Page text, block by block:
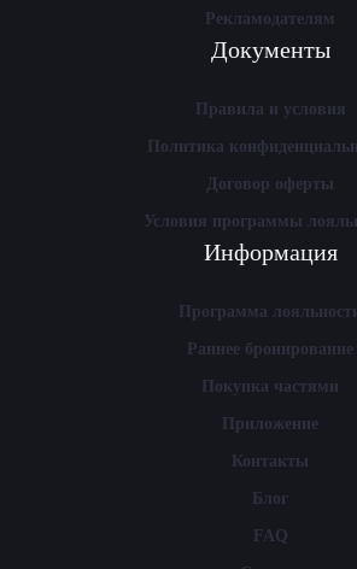
Рекламодателям
Документы
Правила и условия
Политика
Договор оферты
Условия программы
Информация
Программа
Раннее бронирование
Покупка частями
Приложение
Контакты
Блог
FAQ